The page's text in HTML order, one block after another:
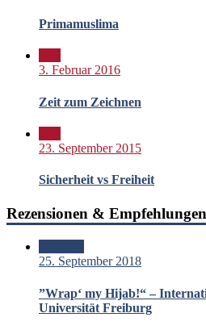
Primamuslima
3. Februar 2016
Zeit zum Zeichnen
23. September 2015
Sicherheit vs Freiheit
Rezensionen & Empfehlungen
25. September 2018
”Wrap‘ my Hijab!“ –
Universität Freiburg